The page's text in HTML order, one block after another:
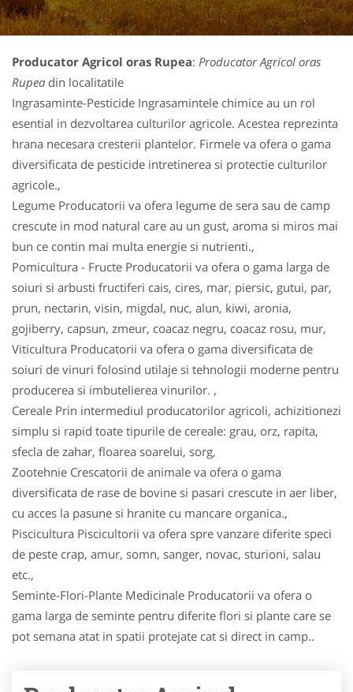
Producator Agricol oras Rupea: Producator Agricol oras
Rupea din localitatile
Ingrasaminte-Pesticide Ingrasamintele chimice au un rol
esential in dezvoltarea culturilor agricole. Acestea reprezinta
hrana necesara cresterii plantelor. Firmele va ofera o gama
diversificata de pesticide intretinerea si protectie culturilor
agricole.,
Legume Producatorii va ofera legume de sera sau de camp
crescute in mod natural care au un gust, aroma si miros mai
bun ce contin mai multa energie si nutrienti.,
Pomicultura - Fructe Producatorii va ofera o gama larga de
soiuri si arbusti fructiferi cais, cires, mar, piersic, gutui, par,
prun, nectarin, visin, migdal, nuc, alun, kiwi, aronia,
gojiberry, capsun, zmeur, coacaz negru, coacaz rosu, mur,
Viticultura Producatorii va ofera o gama diversificata de
soiuri de vinuri folosind utilaje si tehnologii moderne pentru
producerea si imbutelierea vinurilor. ,
Cereale Prin intermediul producatorilor agricoli, achizitionezi
simplu si rapid toate tipurile de cereale: grau, orz, rapita,
sfecla de zahar, floarea soarelui, sorg,
Zootehnie Crescatorii de animale va ofera o gama
diversificata de rase de bovine si pasari crescute in aer liber,
cu acces la pasune si hranite cu mancare organica.,
Piscicultura Piscicultorii va ofera spre vanzare diferite speci
de peste crap, amur, somn, sanger, novac, stu­ri­oni, salau
etc.,
Seminte-Flori-Plante Medicinale Producatorii va ofera o
gama larga de seminte pentru diferite flori si plante care se
pot semana atat in spatii protejate cat si direct in camp..